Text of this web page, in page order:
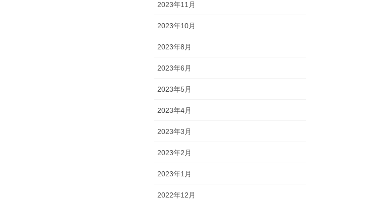
2023年11月
2023年10月
2023年8月
2023年6月
2023年5月
2023年4月
2023年3月
2023年2月
2023年1月
2022年12月